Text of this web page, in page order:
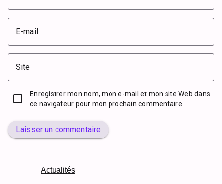
E-mail
Site
Enregistrer mon nom, mon e-mail et mon site Web dans
ce navigateur pour mon prochain commentaire.
Laisser un commentaire
Actualités